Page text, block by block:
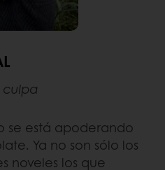
culpa
se está apoderando
Ya no son sólo los
noveles los que